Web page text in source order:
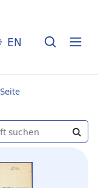
EN
Seite